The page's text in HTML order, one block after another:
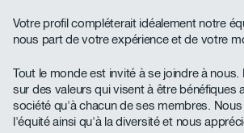
Votre profil compléterait idéalement notre
nous part de votre expérience et de votre
Tout le monde est invité à se joindre à
sur des valeurs qui visent à être bénéfiques
société qu'à chacun de ses membres.
l'équité ainsi qu'à la diversité et nous